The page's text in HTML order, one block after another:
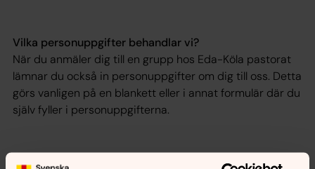
Vilka personuppgifter behandlar vi?
När du anmäler dig till en grupp hos Eda-Köla pastorat
lämnar du också in personuppgifter om dig till oss. Detta
görs vanligen på en blankett eller i annat formulär där du
själv fyller i personuppgifterna.
För dig som deltagare rör det sig vanligtvis om namn,